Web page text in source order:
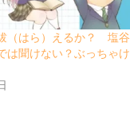
（はら）えるか？ 塩谷
聞けない？ぶっちゃけ